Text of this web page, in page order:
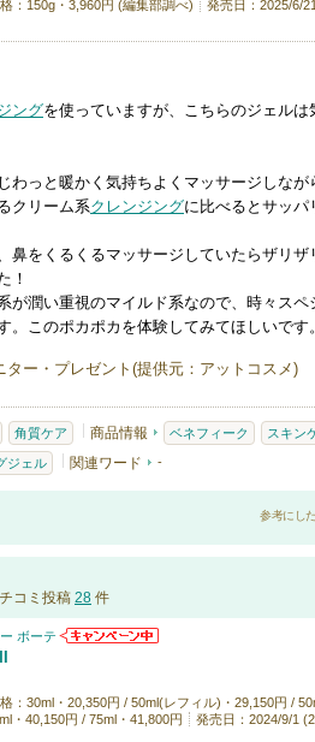
：150g・3,960円 (編集部調べ)
発売日：2025/6/21
ングを使っていますが、こちらのジェルは
わっと暖かく気持ちよくマッサージしなが
クリーム系クレンジングに比べるとサッパ
鼻をくるくるマッサージしていたらザリザ
！
が潤い重視のマイルド系なので、時々ス
。このポカポカを体験してみてほしいです。
ター・プレゼント(提供元：アットコスメ)
角質ケア 商品情報 ベネフィーク スキン
ジェル 関連ワード -
参考にし
コミ投稿 28 件
ボーテ
：30ml・20,350円 / 50ml(レフィル)・29,150円 /
・40,150円 / 75ml・41,800円
発売日：2024/9/1